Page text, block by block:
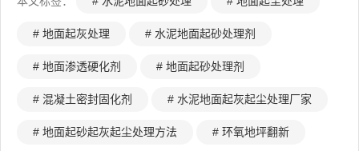
# 地面起灰处理 # 水泥地面起砂处理剂
# 地面渗透硬化剂 # 地面起砂处理剂
# 混凝土密封固化剂 # 水泥地面起灰起尘处理厂家
# 地面起砂起灰起尘处理方法 # 环氧地坪翻新